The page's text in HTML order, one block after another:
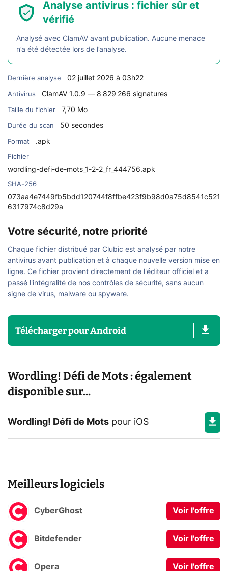
Analyse antivirus : fichier sûr et
vérifié
Analysé avec ClamAV avant publication. Aucune menace
n’a été détectée lors de l’analyse.
Dernière analyse 02 juillet 2026 à 03h22
Antivirus ClamAV 1.0.9 — 8 829 266 signatures
Taille du fichier 7,70 Mo
Durée du scan 50 secondes
Format .apk
Fichier
wordling-defi-de-mots_1-2-2_fr_444756.apk
SHA-256
073aa4e7449fb5bdd120744f8ffbe423f9b98d0a75d8541c521
6317974c8d29a
Votre sécurité, notre priorité
Chaque fichier distribué par Clubic est analysé par notre
antivirus avant publication et à chaque nouvelle version mise en
ligne. Ce fichier provient directement de l'éditeur officiel et a
passé l'intégralité de nos contrôles de sécurité, sans aucun
signe de virus, malware ou spyware.
TéléchargerpourAndroid
Wordling! Défi de Mots : également
disponible sur...
Wordling! Défi de Mots pour iOS
Meilleurs logiciels
CyberGhost Voir l'offre
Bitdefender Voir l'offre
Opera Voir l'offre